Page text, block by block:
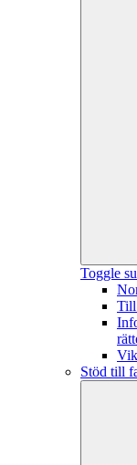
Toggle
Till
Stöd till